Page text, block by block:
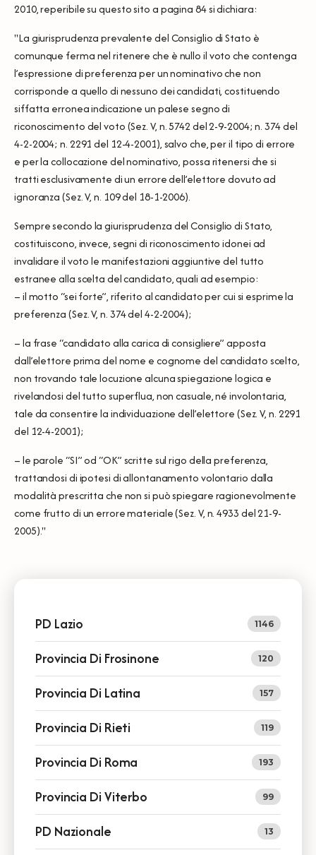
2010, reperibile suquesto sitoa pagina 84 si dichiara:
"La giurisprudenza prevalente del Consiglio di Stato è
comunque ferma nel ritenere che è nullo il voto che contenga
l’espressione di preferenza per un nominativo che non
corrisponde a quello di nessuno dei candidati, costituendo
siffatta erronea indicazione un palese segno di
riconoscimento del voto (Sez. V, n. 5742 del 2-9-2004; n. 374 del
4-2-2004; n. 2291 del 12-4-2001), salvo che, per il tipo di errore
e per la collocazione del nominativo, possa ritenersi che si
tratti esclusivamente di un errore dell’elettore dovuto ad
ignoranza (Sez. V, n. 109 del 18-1-2006).
Sempre secondo la giurisprudenza del Consiglio di Stato,
costituiscono, invece, segni di riconoscimento idonei ad
invalidare il voto le manifestazioni aggiuntive del tutto
estranee alla scelta del candidato, quali ad esempio:
– il motto “sei forte”, riferito al candidato per cui si esprime la
preferenza (Sez. V, n. 374 del 4-2-2004);
– la frase “candidato alla carica di consigliere” apposta
dall’elettore prima del nome e cognome del candidato scelto,
non trovando tale locuzione alcuna spiegazione logica e
rivelandosi del tutto superflua, non casuale, né involontaria,
tale da consentire la individuazione dell’elettore (Sez. V, n. 2291
del 12-4-2001);
– le parole “SI” od “OK” scritte sul rigo della preferenza,
trattandosi di ipotesi di allontanamento volontario dalla
modalità prescritta che non si può spiegare ragionevolmente
come frutto di un errore materiale (Sez. V, n. 4933 del 21-9-
2005)."
PD Lazio 1146
Provincia Di Frosinone 120
Provincia Di Latina 157
Provincia Di Rieti 119
Provincia Di Roma 193
Provincia Di Viterbo 99
PD Nazionale 13